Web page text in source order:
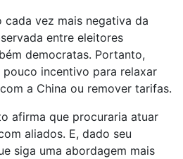
cada vez mais negativa da
entre eleitores
democratas. Portanto,
incentivo para relaxar
a China ou remover tarifas.
afirma que procuraria atuar
aliados. E, dado seu
siga uma abordagem mais